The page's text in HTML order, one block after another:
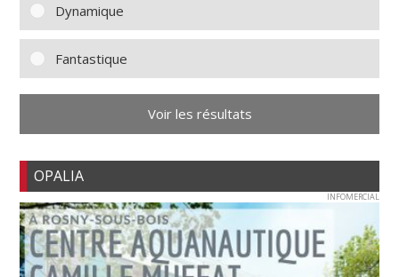
Dynamique
Fantastique
Voir les résultats
OPALIA
INFOMERCIAL